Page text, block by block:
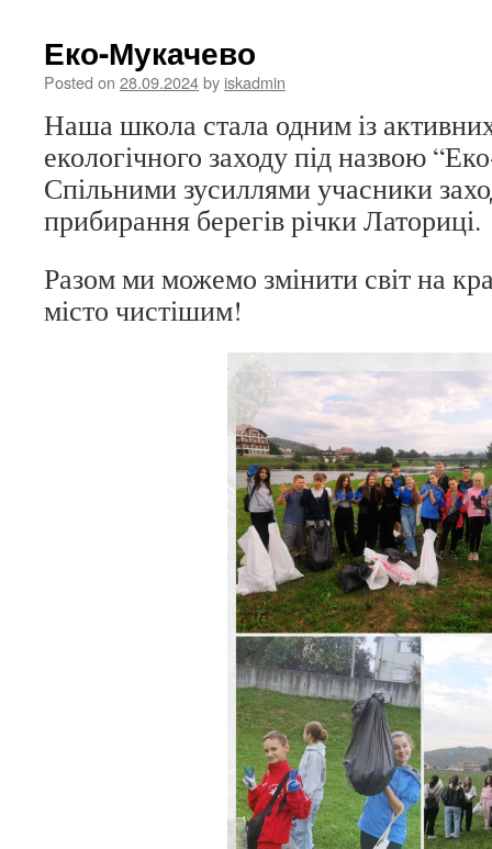
Еко-Мукачево
Posted on 28.09.2024by iskadmin
Наша школа стала одним із
екологічного заходу під назвою
Спільними зусиллями учасники
прибирання берегів річки Латориці.
Разом ми можемо змінити світ на
місто чистішим!